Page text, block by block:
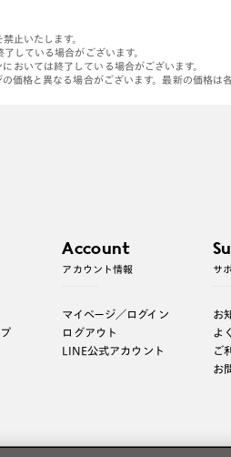
止いたします。
している場合がございます。
おいては終了している場合がございます。
価格と異なる場合がございます。最新の価格は
Account
アカウント情報
マイページ／ログイン
ログアウト
LINE公式アカウント
サ
お
よ
ご
お